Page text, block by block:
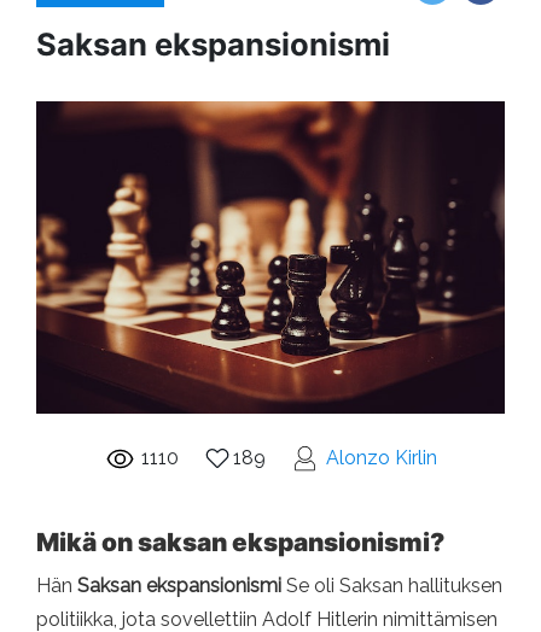
Saksan ekspansionismi
1110 189 Alonzo Kirlin
Mikä on saksan ekspansionismi?
Hän Saksan ekspansionismi Se oli Saksan hallituksen
politiikka, jota sovellettiin Adolf Hitlerin nimittämisen